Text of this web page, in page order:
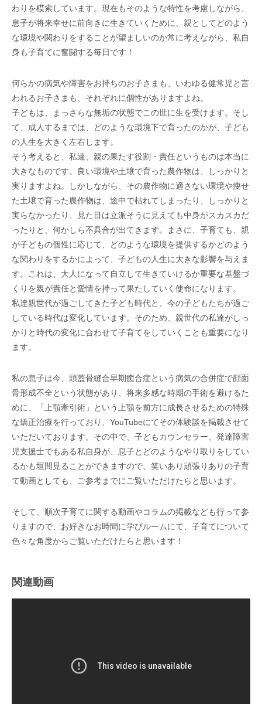
わりを模索しています。現在もそのような特性を考慮しながら、
息子が将来幸せに前向きに生きていくために、親としてどのよう
な環境や関わりをすることが望ましいのか常に考えながら、私自
身も子育てに奮闘する毎日です！
何らかの病気や障害をお持ちのお子さまも、いわゆる健常児と言
われるお子さまも、それぞれに個性がありますよね。
子どもは、まっさらな無垢の状態でこの世に生を受けます。そし
て、成人するまでは、どのような環境下で育ったのかが、子ども
の人生を大きく左右します。
そう考えると、私達、親の果たす役割・責任というものは本当に
大きなものです。良い環境や土壌で育った農作物は、しっかりと
実りますよね。しかしながら、その農作物に適さない環境や痩せ
た土壌で育った農作物は、途中で枯れてしまったり、しっかりと
実らなかったり、見た目は立派そうに見えても中身がスカスカだ
ったりと、何かしら不具合が出てきます。まさに、子育ても、親
が子どもの個性に応じて、どのような環境を提供するかどのよう
な関わりをするかによって、子どもの人生に大きな影響を与えま
す。これは、大人になって自立して生きていけるか重要な基盤づ
くりを親が責任と愛情を持って果たしていく使命になります。
私達親世代が過ごしてきた子ども時代と、今の子どもたちが過ご
している時代は変化しています。そのため、親世代の私達がしっ
かりと時代の変化に合わせて子育てをしていくことも重要になり
ます。
私の息子は今、頭蓋骨縫合早期癒合症という病気の合併症で顔面
骨形成不全という状態があり、将来多感な時期の手術を避けるた
めに、「上顎牽引術」という上顎を前方に成長させるための特殊
な矯正治療を行っており、YouTubeにてその体験談を掲載させて
いただいております。その中で、子どもカウンセラー、発達障害
児支援士でもある私自身が、息子とどのようなやり取りをしてい
るかも垣間見ることができますので、笑いあり頑張りありの子育
て動画としても、ご参考までにご覧いただけたらと思います。
そして、順次子育てに関する動画やコラムの掲載なども行って参
りますので、お好きなお時間に学びルームにて、子育てについて
色々な角度からご覧いただけたらと思います！
関連動画